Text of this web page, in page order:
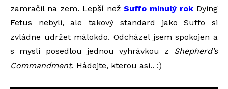
zamračil na zem. Lepší nežSuffo minulý rok Dying
Fetus nebyli, ale takový standard jako Suffo si
zvládne udržet málokdo. Odcházel jsem spokojen a
s myslí posedlou jednou vyhrávkou z Shepherd’s
Commandment. Hádejte, kterou asi.. :)